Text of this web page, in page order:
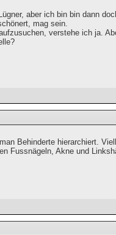
aber ich bin bin dann
mag sein.
verstehe ich ja.
Behinderte hierarchiert.
Fussnägeln, Akne und